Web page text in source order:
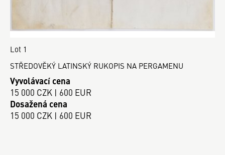
Lot 1
STŘEDOVĚKÝ LATINSKÝ RUKOPIS NA PERGAMENU
Vyvolávací cena
15 000 CZK | 600 EUR
Dosažená cena
15 000 CZK | 600 EUR